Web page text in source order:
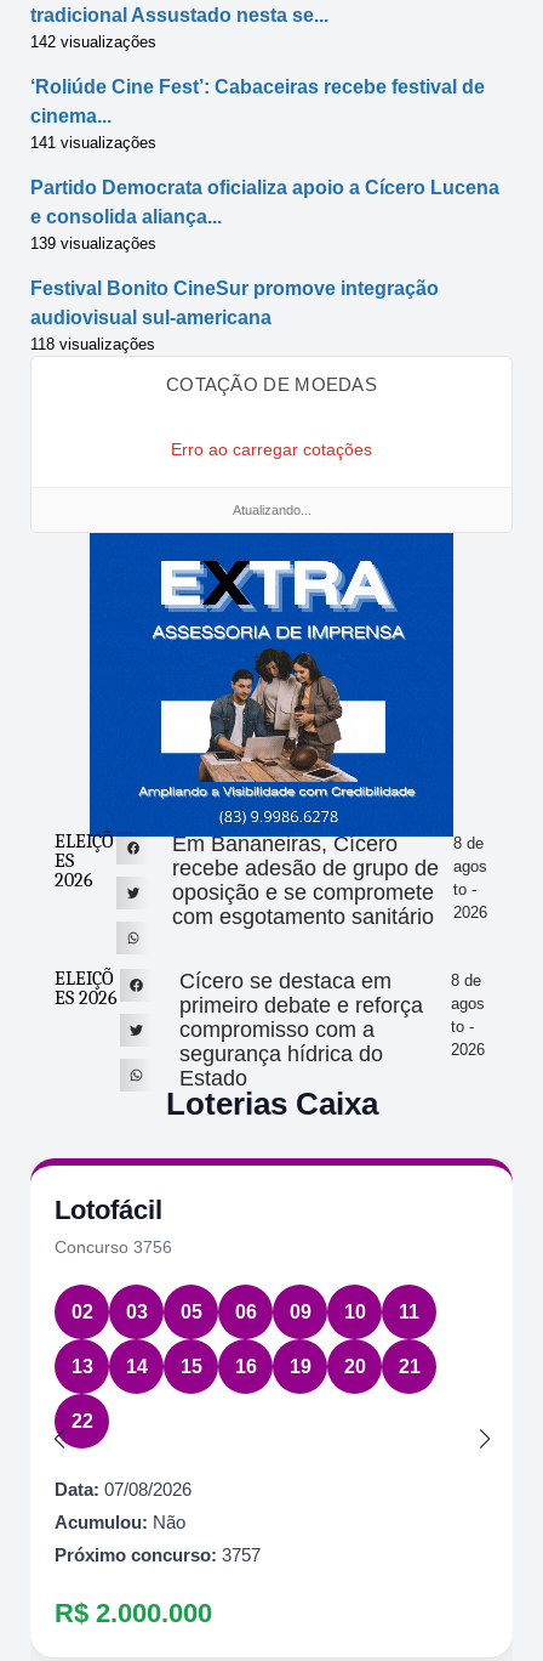
tradicional Assustado nesta se...
142 visualizações
‘Roliúde Cine Fest’: Cabaceiras recebe festival de
cinema...
141 visualizações
Partido Democrata oficializa apoio a Cícero Lucena
e consolida aliança...
139 visualizações
Festival Bonito CineSur promove integração
audiovisual sul-americana
118 visualizações
COTAÇÃO DE MOEDAS
Erro ao carregar cotações
Atualizando...
ELEIÇÕ
ES
2026
Em Bananeiras, Cícero
recebe adesão de grupo de
oposição e se compromete
com esgotamento sanitário
8 de
agos
to -
2026
ELEIÇÕ
ES 2026
Cícero se destaca em
primeiro debate e reforça
compromisso com a
segurança hídrica do
Estado
8 de
agos
to -
2026
Loterias Caixa
Lotofácil
Concurso 3756
02 03 05 06 09 10 11
13 14 15 16 19 20 21
22
Data: 07/08/2026
Acumulou: Não
Próximo concurso: 3757
R$ 2.000.000